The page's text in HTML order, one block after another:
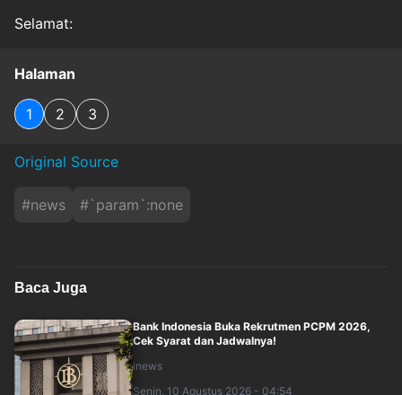
Selamat:
Halaman
1 2 3
Original Source
#news #`param`:none
Baca Juga
Bank Indonesia Buka Rekrutmen PCPM 2026,
Cek Syarat dan Jadwalnya!
inews
Senin, 10 Agustus 2026 - 04:54